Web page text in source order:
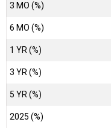
3 MO (%)
6 MO (%)
1 YR (%)
3 YR (%)
5 YR (%)
2025 (%)